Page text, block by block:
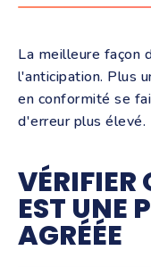
La meilleure façon
l'anticipation. Plus
en conformité se
d'erreur plus élevé.
VÉRIFIER
EST UNE
AGRÉÉE